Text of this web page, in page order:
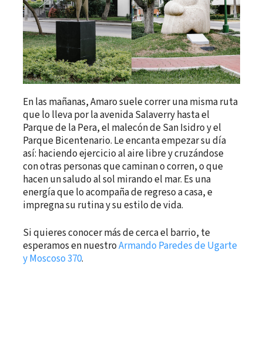
En las mañanas, Amaro suele correr una misma ruta
que lo lleva por la avenida Salaverry hasta el
Parque de la Pera, el malecón de San Isidro y el
Parque Bicentenario. Le encanta empezar su día
así: haciendo ejercicio al aire libre y cruzándose
con otras personas que caminan o corren, o que
hacen un saludo al sol mirando el mar. Es una
energía que lo acompaña de regreso a casa, e
impregna su rutina y su estilo de vida.
Si quieres conocer más de cerca el barrio, te
esperamos en nuestroArmando Paredes de Ugarte
y Moscoso 370.